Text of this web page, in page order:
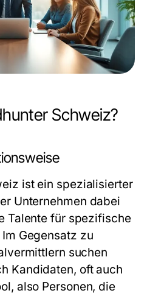
Schweiz?
ist ein spezialisierter
Unternehmen dabei
Talente für spezifische
Gegensatz zu
suchen
Kandidaten, oft auch
also Personen, die